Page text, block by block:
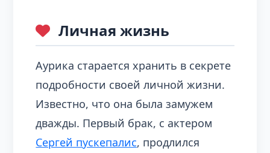
Личная жизнь
Аурика старается хранить в секрете
подробности своей личной жизни.
Известно, что она была замужем
дважды. Первый брак, с актером
Сергей пускепалис, продлился